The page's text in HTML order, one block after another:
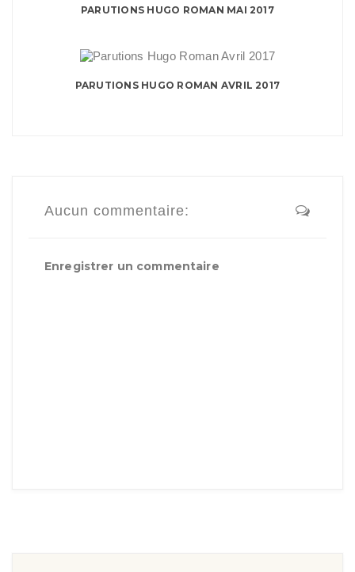
PARUTIONS HUGO ROMAN MAI 2017
PARUTIONS HUGO ROMAN AVRIL 2017
Aucun commentaire:
Enregistrer un commentaire